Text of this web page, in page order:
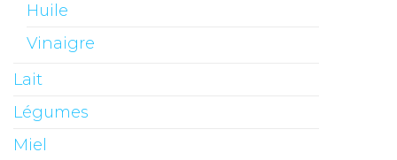
Huile
Vinaigre
Lait
Légumes
Miel